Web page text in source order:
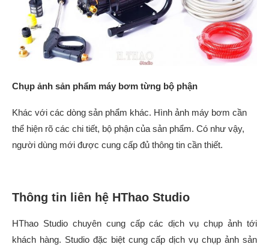
Chụp ảnh sản phẩm máy bơm từng bộ phận
Khác với các dòng sản phẩm khác. Hình ảnh máy bơm cần
thể hiện rõ các chi tiết, bộ phận của sản phẩm. Có như vậy,
người dùng mới được cung cấp đủ thông tin cần thiết.
Thông tin liên hệ HThao Studio
HThao Studio chuyên cung cấp các dịch vụ chụp ảnh tới
khách hàng. Studio đặc biệt cung cấp dịch vụ chụp ảnh sản